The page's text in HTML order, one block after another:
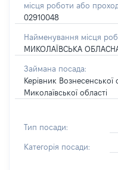
місця роботи або
02910048
Найменування місця
МИКОЛАЇВСЬКА
Займана посада:
Керівник
Миколаївської області
Тип посади:
Категорія посади: